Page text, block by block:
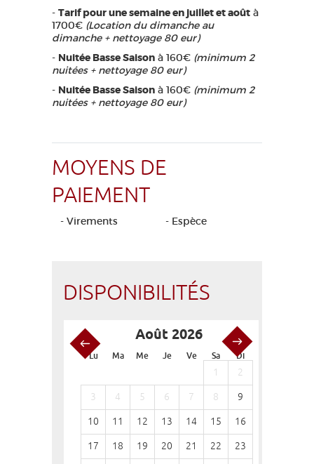
- Tarif pour une semaine en juillet et août à
1700€ (Location du dimanche au
dimanche + nettoyage 80 eur)
- Nuitée Basse Saison à 160€ (minimum 2
nuitées + nettoyage 80 eur)
- Nuitée Basse Saison à 160€ (minimum 2
nuitées + nettoyage 80 eur)
MOYENS DE
PAIEMENT
- Virements - Espèce
DISPONIBILITÉS
Août 2026
Lu Ma Me Je Ve Sa Di
1 2
3 4 5 6 7 8 9
10 11 12 13 14 15 16
17 18 19 20 21 22 23